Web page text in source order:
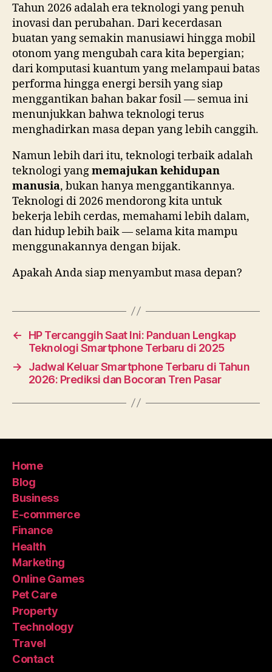
Tahun 2026 adalah era teknologi yang penuh
inovasi dan perubahan. Dari kecerdasan
buatan yang semakin manusiawi hingga mobil
otonom yang mengubah cara kita bepergian;
dari komputasi kuantum yang melampaui batas
performa hingga energi bersih yang siap
menggantikan bahan bakar fosil — semua ini
menunjukkan bahwa teknologi terus
menghadirkan masa depan yang lebih canggih.
Namun lebih dari itu, teknologi terbaik adalah
teknologi yangmemajukan kehidupan
manusia, bukan hanya menggantikannya.
Teknologi di 2026 mendorong kita untuk
bekerja lebih cerdas, memahami lebih dalam,
dan hidup lebih baik — selama kita mampu
menggunakannya dengan bijak.
Apakah Anda siap menyambut masa depan?
←
HP Tercanggih Saat Ini: Panduan Lengkap
Teknologi Smartphone Terbaru di 2025
→
Jadwal Keluar Smartphone Terbaru di Tahun
2026: Prediksi dan Bocoran Tren Pasar
Home
Blog
Business
E-commerce
Finance
Health
Marketing
Online Games
Pet Care
Property
Technology
Travel
Contact